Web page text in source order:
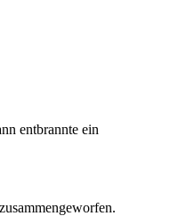
entbrannte ein